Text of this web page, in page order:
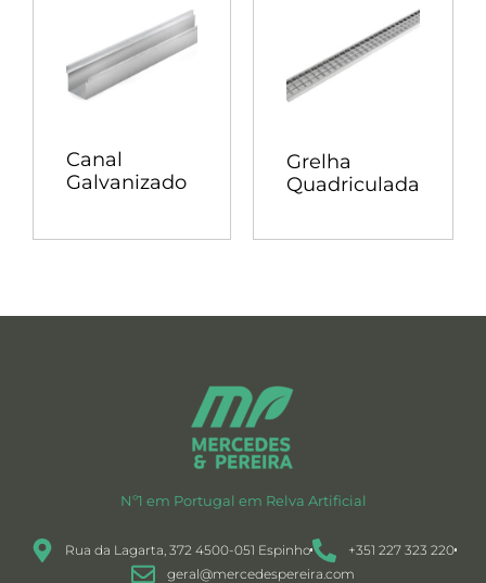
Canal
Galvanizado
Grelha
Quadriculada
Nº1 em Portugal em Relva Artificial
Rua da Lagarta, 372 4500-051 Espinho
+351 227 323 220
geral@mercedespereira.com